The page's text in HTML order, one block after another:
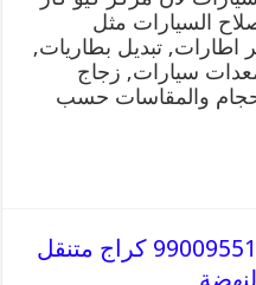
السيارات مثل
اطارات, تبديل بطاريات,
سيارات, زجاج
والمقاسات حسب
افضل خدمة بنشر النهضة 99009551 كراج متنقل